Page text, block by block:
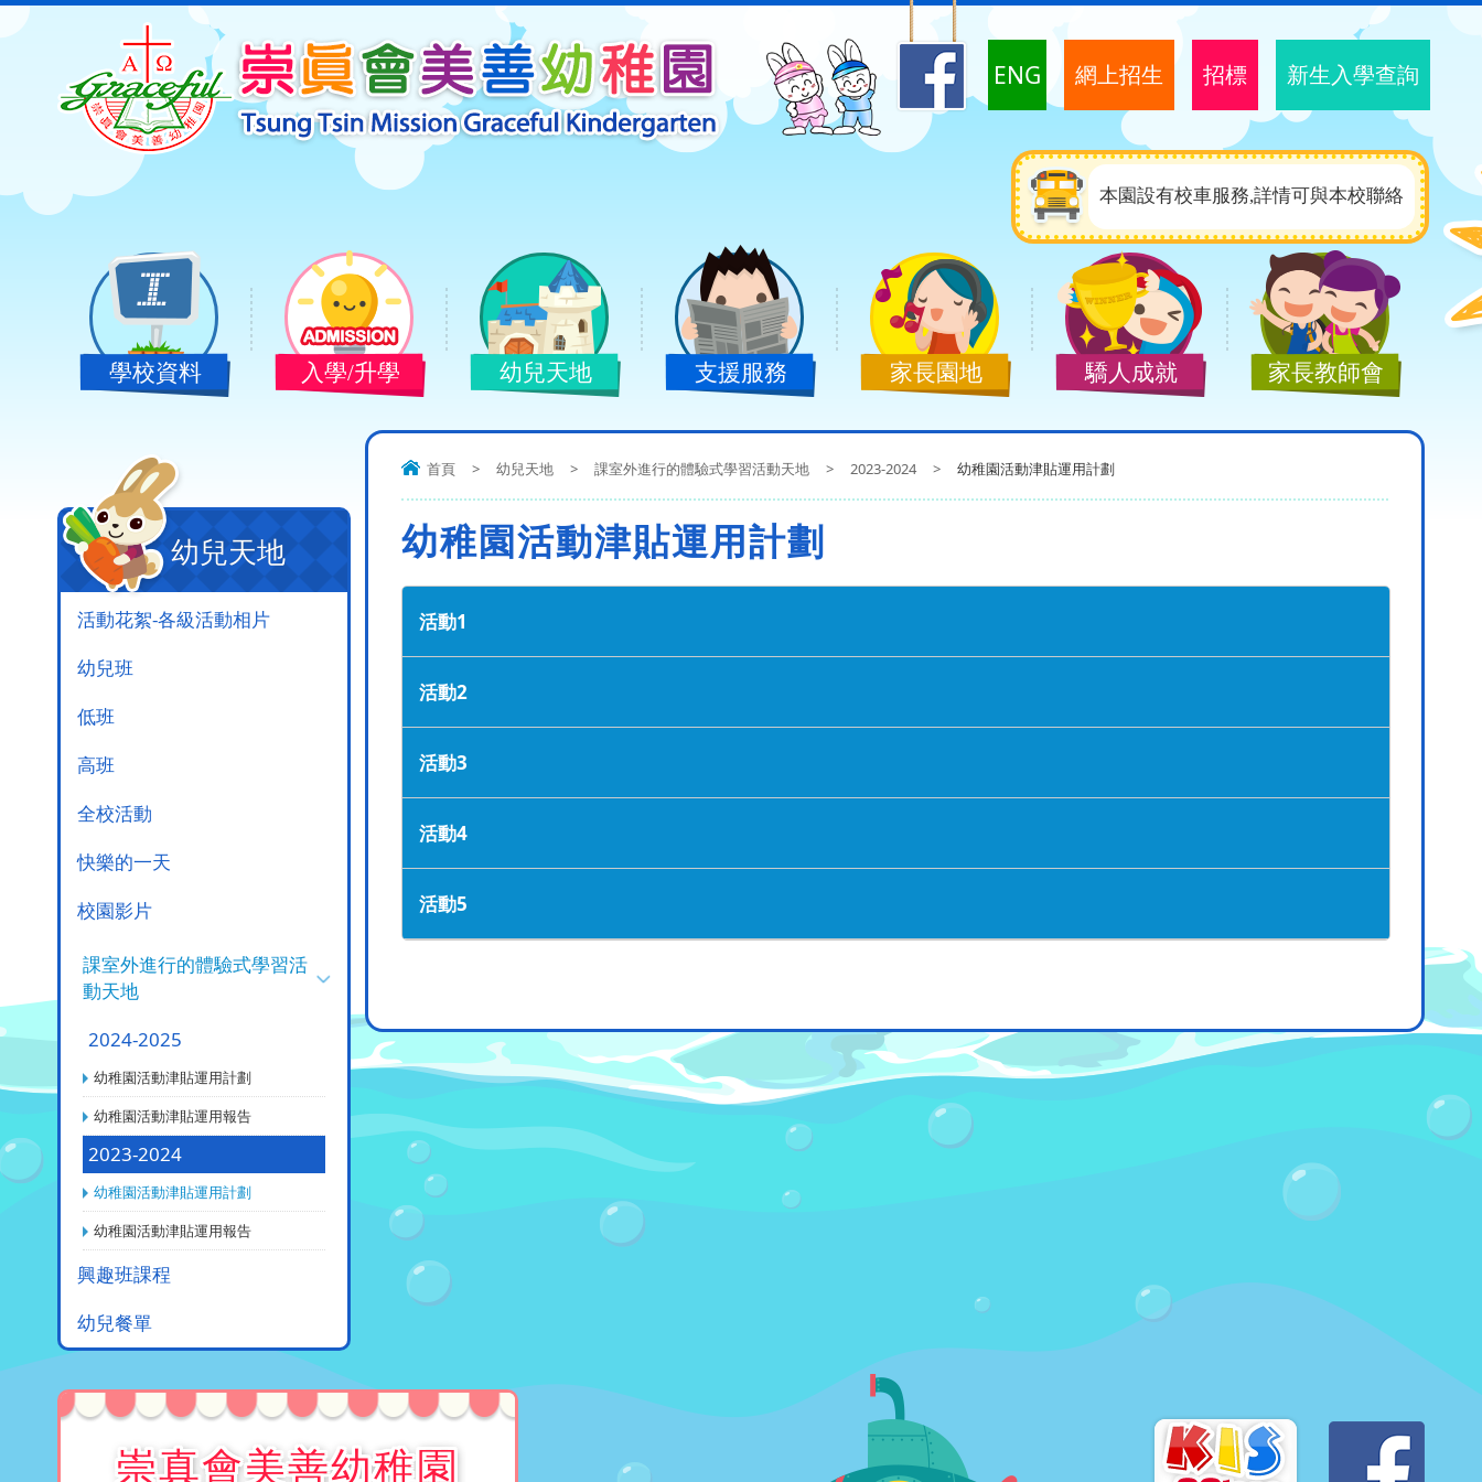
ENG 網上招生 招標 新生入學查詢
本園設有校車服務,詳情可與本校聯絡
學校資料 入學/升學 幼兒天地 支援服務 家長園地 驕人成就 家長教師會
首頁 > 幼兒天地 > 課室外進行的體驗式學習活動天地 > 2023-2024 > 幼稚園活動津貼運用計劃
幼稚園活動津貼運用計劃
活動1
活動2
活動3
活動4
活動5
幼兒天地
活動花絮-各級活動相片
幼兒班
低班
高班
全校活動
快樂的一天
校園影片
課室外進行的體驗式學習活
動天地
2024-2025
幼稚園活動津貼運用計劃
幼稚園活動津貼運用報告
2023-2024
幼稚園活動津貼運用計劃
幼稚園活動津貼運用報告
興趣班課程
幼兒餐單
崇真會美善幼稚園